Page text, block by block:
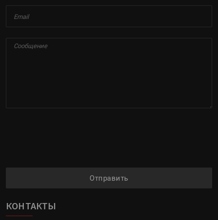
Отправить
КОНТАКТЫ